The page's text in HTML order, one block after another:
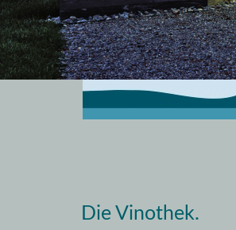
Die Vinothek.